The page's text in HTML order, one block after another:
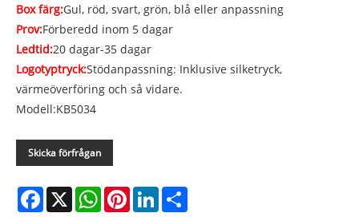
Box färg:Gul, röd, svart, grön, blå eller anpassning
Prov:Förberedd inom 5 dagar
Ledtid:20 dagar-35 dagar
Logotyptryck:Stödanpassning: Inklusive silketryck,
värmeöverföring och så vidare.
Modell:KB5034
Skicka förfrågan
Facebook
X WhatsAppPinterestLinkedIn